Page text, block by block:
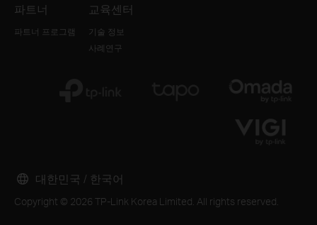
파트너
파트너 프로그램
교육센터
기술 정보
사례연구
Copyright © 2026 TP-Link Korea Limited. All rights reserved.
대한민국 / 한국어